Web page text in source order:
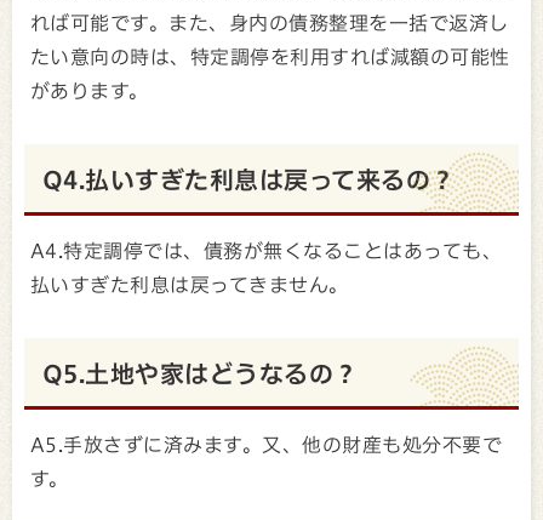
れば可能です。また、身内の債務整理を一括で返済し
たい意向の時は、特定調停を利用すれば減額の可能性
があります。
Q4.払いすぎた利息は戻って来るの？
A4.特定調停では、債務が無くなることはあっても、
払いすぎた利息は戻ってきません。
Q5.土地や家はどうなるの？
A5.手放さずに済みます。又、他の財産も処分不要で
す。